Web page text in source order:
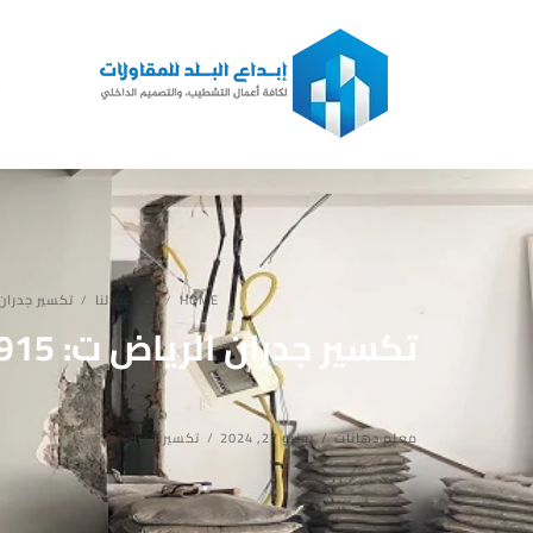
HOME اخر اعمالنا تكسير
معلم دهانات يونيو 27, 2024 تكسير جدران